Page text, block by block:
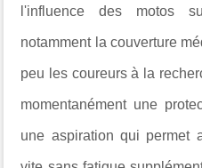
l'influence des motos
notamment la couverture
peu les coureurs à la
momentanément une
une aspiration qui permet